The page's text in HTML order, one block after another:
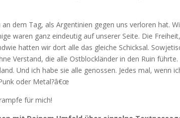
dem Tag, als Argentinien gegen uns verloren hat.
waren ganz eindeutig auf unserer Seite. Die
hatten wir dort alle das gleiche Schicksal.
Verstand, die alle Ostblockländer in den Ruin führte.
Und ich habe sie alle genossen. Jedes mal, wenn
oder Metal?â€œ
für mich!